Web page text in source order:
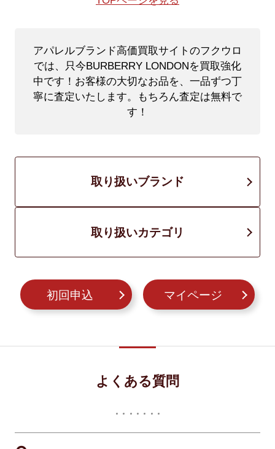
アパレルブランド高価買取サイトのフクウロ
では、只今BURBERRY LONDONを買取強化
中です！ お客様の大切なお品を、一品ずつ丁
寧に査定いたします。もちろん査定は無料で
す！
取り扱いブランド
取り扱いカテゴリ
初回申込 マイページ
よくある質問